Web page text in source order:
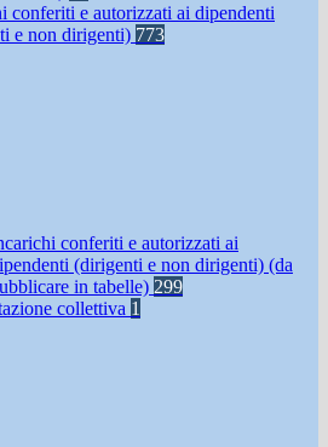
conferiti e autorizzati ai dipendenti
e non dirigenti) 773
conferiti e autorizzati ai
(dirigenti e non dirigenti) (da
in tabelle) 299
collettiva 1